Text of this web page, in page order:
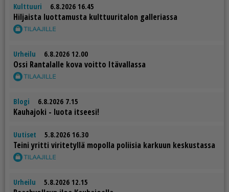
Kulttuuri 6.8.2026 16.45
Hil­jais­ta luot­ta­mus­ta kult­tuu­ri­ta­lon gal­le­ri­as­sa
Urheilu 6.8.2026 12.00
Os­si Ran­ta­lal­le kova voit­to Itä­val­las­sa
Blogi 6.8.2026 7.15
Kau­ha­jo­ki - luo­ta it­see­si!
Uutiset 5.8.2026 16.30
Tei­ni yrit­ti vi­ri­te­tyl­lä mo­pol­la po­lii­sia kar­kuun kes­kus­tas­sa
Urheilu 5.8.2026 12.15